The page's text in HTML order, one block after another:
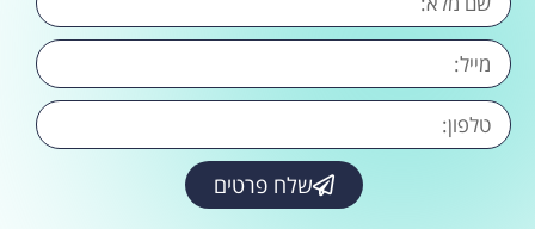
שלח פרטים